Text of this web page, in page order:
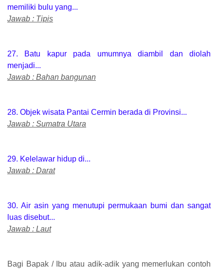
memiliki bulu yang...
Jawab : Tipis
27. Batu kapur pada umumnya diambil dan diolah
menjadi...
Jawab : Bahan bangunan
28. Objek wisata Pantai Cermin berada di Provinsi...
Jawab : Sumatra Utara
29. Kelelawar hidup di...
Jawab : Darat
30. Air asin yang menutupi permukaan bumi dan sangat
luas disebut...
Jawab : Laut
Bagi Bapak / Ibu atau adik-adik yang memerlukan contoh